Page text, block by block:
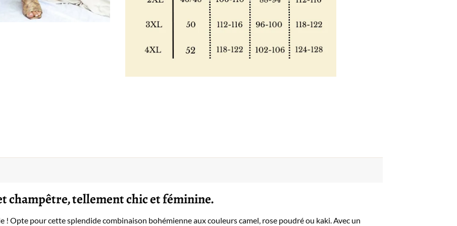
champêtre, tellement chic et féminine.
! Opte pour cette splendide combinaison bohémienne aux couleurs camel, rose poudré ou kaki. Avec un